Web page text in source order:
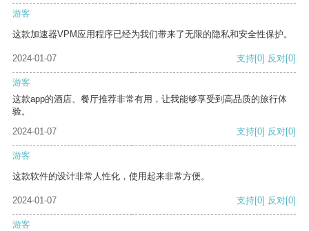
游客
这款加速器VPM应用程序已经为我们带来了无限的隐私和安全性保护。
2024-01-07 支持[0] 反对[0]
游客
这款app的酒店、餐厅推荐非常有用，让我能够享受到高品质的旅行体
验。
2024-01-07
支持[0] 反对[0]
游客
这款软件的设计非常人性化，使用起来非常方便。
2024-01-07 支持[0] 反对[0]
游客